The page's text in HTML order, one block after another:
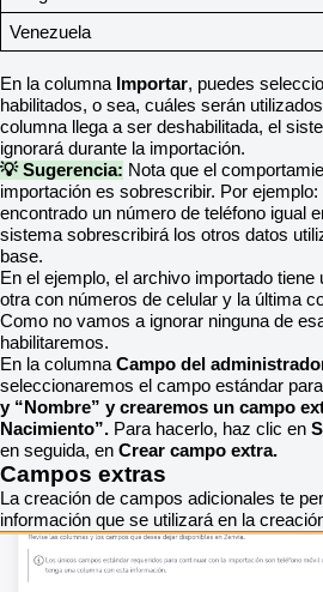
Venezuela
En la columna Importar, puedes
habilitados, o sea, cuáles serán
columna llega a ser deshabilitada, el
ignorará durante la importación.
💡 Sugerencia: Nota que el
importación es sobrescribir. Por
encontrado un número de teléfono igual
sistema sobrescribirá los otros datos
base.
En el ejemplo, el archivo importado
otra con números de celular y la última
Como no vamos a ignorar ninguna de
habilitaremos.
En la columna Campo del
seleccionaremos el campo estándar
y “Nombre” y crearemos un campo
Nacimiento”. Para hacerlo, haz clic en
en seguida, en Crear campo extra.
Campos extras
La creación de campos adicionales te
información que se utilizará en la